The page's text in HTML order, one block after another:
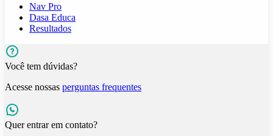
Nav Pro
Dasa Educa
Resultados
Você tem dúvidas?
Acesse nossas perguntas frequentes
Quer entrar em contato?